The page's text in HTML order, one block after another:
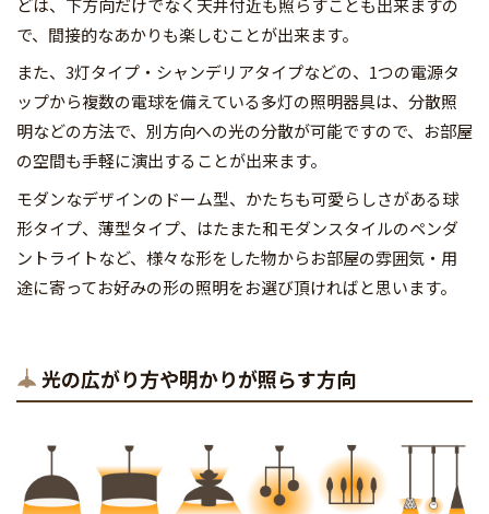
どは、下方向だけでなく天井付近も照らすことも出来ますの
で、間接的なあかりも楽しむことが出来ます。
また、3灯タイプ・シャンデリアタイプなどの、1つの電源タ
ップから複数の電球を備えている多灯の照明器具は、分散照
明などの方法で、別方向への光の分散が可能ですので、お部屋
の空間も手軽に演出することが出来ます。
モダンなデザインのドーム型、かたちも可愛らしさがある球
形タイプ、薄型タイプ、はたまた和モダンスタイルのペンダ
ントライトなど、様々な形をした物からお部屋の雰囲気・用
途に寄ってお好みの形の照明をお選び頂ければと思います。
光の広がり方や明かりが照らす方向